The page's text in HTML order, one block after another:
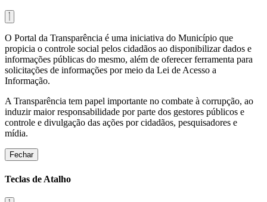
O Portal da Transparência é uma iniciativa do Município que
propicia o controle social pelos cidadãos ao disponibilizar dados e
informações públicas do mesmo, além de oferecer ferramenta para
solicitações de informações por meio da Lei de Acesso a
Informação.
A Transparência tem papel importante no combate à corrupção, ao
induzir maior responsabilidade por parte dos gestores públicos e
controle e divulgação das ações por cidadãos, pesquisadores e
mídia.
Fechar
Teclas de Atalho